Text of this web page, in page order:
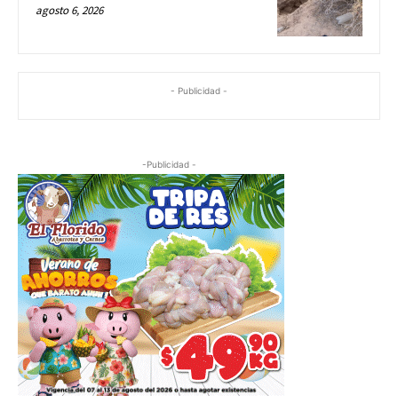
agosto 6, 2026
- Publicidad -
-Publicidad -